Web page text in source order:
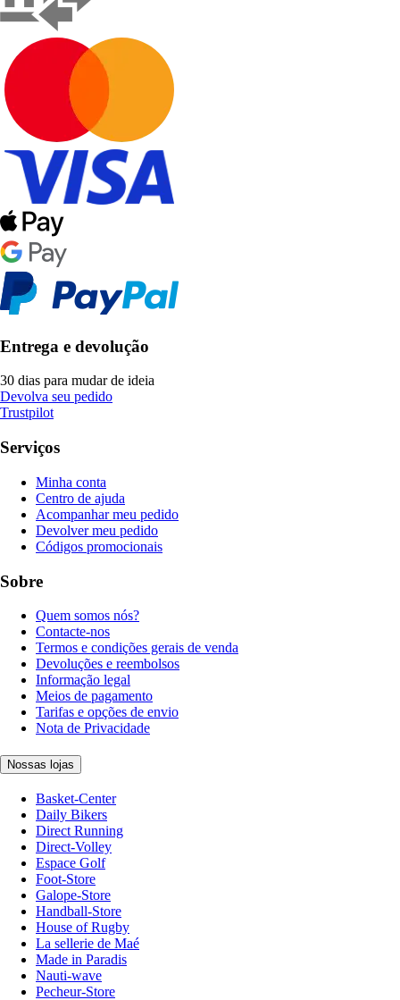
Entrega e devolução
30 dias para mudar de ideia
Devolva seu pedido
Trustpilot
Serviços
Minha conta
Centro de ajuda
Acompanhar meu pedido
Devolver meu pedido
Códigos promocionais
Sobre
Quem somos nós?
Contacte-nos
Termos e condições gerais de venda
Devoluções e reembolsos
Informação legal
Meios de pagamento
Tarifas e opções de envio
Nota de Privacidade
Nossas lojas
Basket-Center
Daily Bikers
Direct Running
Direct-Volley
Espace Golf
Foot-Store
Galope-Store
Handball-Store
House of Rugby
La sellerie de Maé
Made in Paradis
Nauti-wave
Pecheur-Store